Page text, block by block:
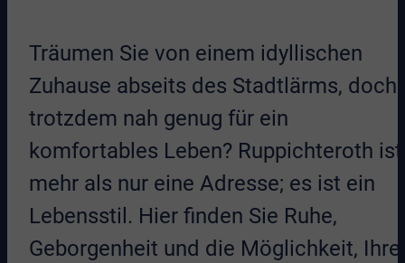
Träumen Sie von einem idyllischen
Zuhause abseits des Stadtlärms, doch
trotzdem nah genug für ein
komfortables Leben? Ruppichteroth ist
mehr als nur eine Adresse; es ist ein
Lebensstil. Hier finden Sie Ruhe,
Geborgenheit und die Möglichkeit, Ihre